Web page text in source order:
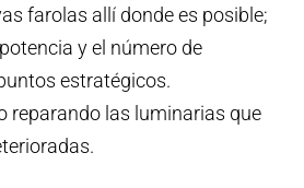
farolas allí donde es posible;
y el número de
estratégicos.
reparando las luminarias que